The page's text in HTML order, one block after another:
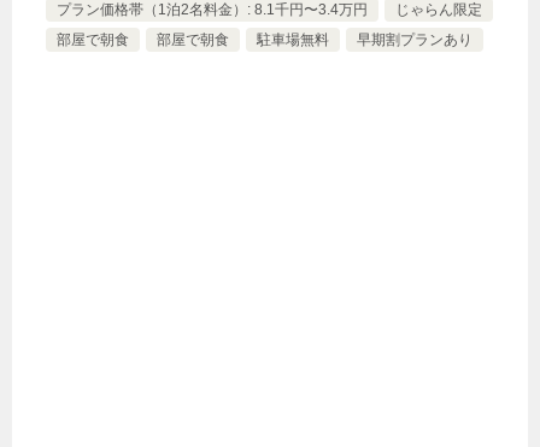
プラン価格帯（1泊2名料金）: 8.1千円〜3.4万円
じゃらん限定
部屋で朝食
部屋で朝食 駐車場無料 早期割プランあり